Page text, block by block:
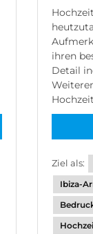
ihren
Detail
Ziel als:
Ibiza-